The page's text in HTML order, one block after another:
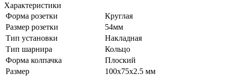
Характеристики
Форма розетки
Круглая
Размер розетки
54мм
Тип установки
Накладная
Тип шарнира
Кольцо
Форма колпачка
Плоский
Размер
100х75х2.5 мм